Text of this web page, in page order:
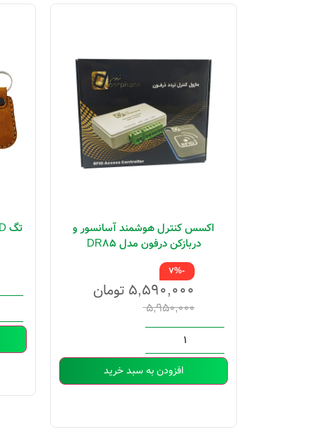
اکسس کنترل هوشمند آسانسور و
دربازکن درفون مدل DR85
۵,۹۵۰,۰۰۰
۵,۵۹۰,۰۰۰ تومان
-7%
افزودن به سبد خرید